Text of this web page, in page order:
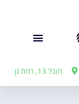
תובל 13, רמת גן